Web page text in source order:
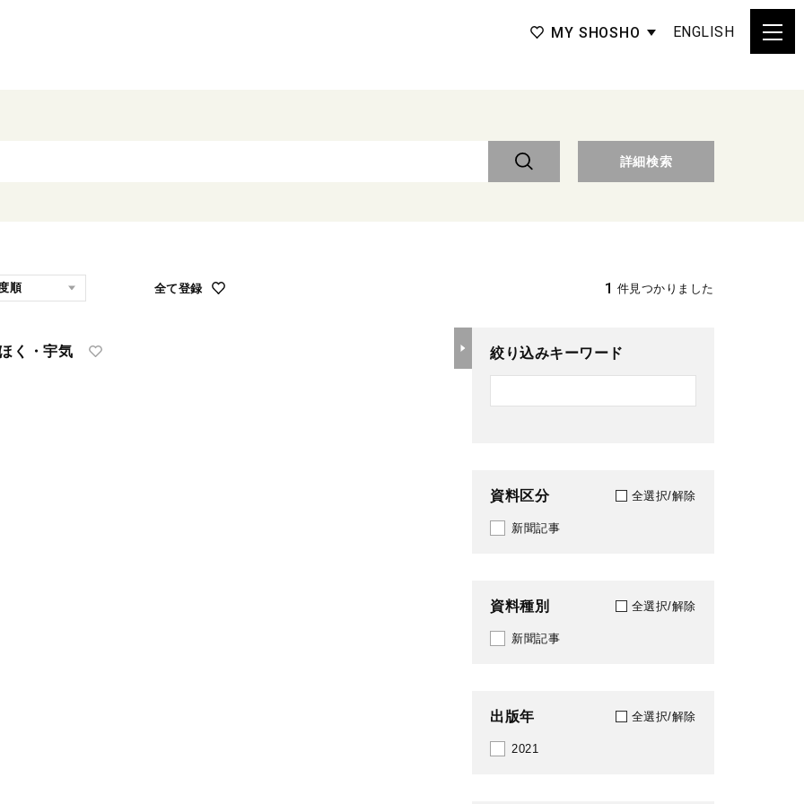
MY SHOSHO ENGLISH
詳細検索
全て登録 1 件見つかりました
く・宇気 絞り込みキーワード
資料区分 全選択/解除
新聞記事
資料種別 全選択/解除
新聞記事
出版年 全選択/解除
2021